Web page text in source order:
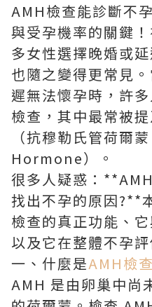
AMH檢查能診斷不
與受孕機率的關鍵
多女性選擇晚婚或
也隨之變得更常見
遲無法懷孕時，許
檢查，其中最常被
（抗穆勒氏管荷
Hormone）。
很多人疑惑：
找出不孕的原因?**
檢查的真正功能、
以及它在整體不孕
一、什麼是AMH檢查
AMH 是由卵巢中尚